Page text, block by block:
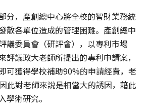
分，產創總中心將全校的智財業務統
散各單位造成的管理困難。產創總中
議委員會（研評會），以專利市場
評議政大老師所提出的專利申請案，
可獲得學校補助90%的申請經費，老
此對老師來說是相當大的誘因，藉此
學術研究。